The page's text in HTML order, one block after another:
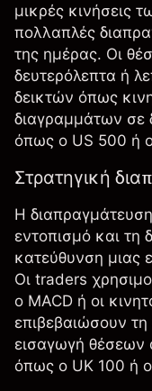
μικρές κινήσεις
πολλαπλές
της ημέρας. Οι
δευτερόλεπτα ή
δεικτών όπως
διαγραμμάτων σε
όπως ο US 500 ή
Στρατηγική
Η
εντοπισμό και τη
κατεύθυνση μιας
Οι traders
ο MACD ή οι
επιβεβαιώσουν
εισαγωγή θέσεων
όπως ο UK 100 ή